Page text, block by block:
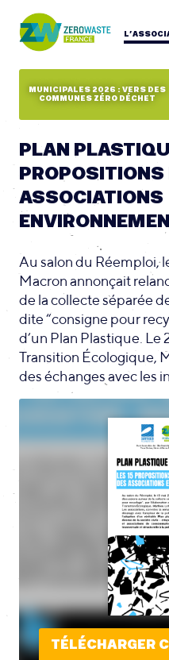
MUNICIPALES 2026 : VERS DES
COMMUNES ZÉRO DÉCHET
PLAN
PROPOSITIONS
ASSOCIATIONS
Au salon du Réemploi,
Macron annonçait
de la collecte séparée
dite “consigne pour
d’un Plan Plastique. Le
Transition Écologique,
des échanges avec les
TÉLÉCHARGER